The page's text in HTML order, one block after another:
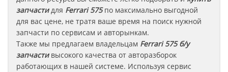
запчастидля Ferrari 575по максимально выгодной
для вас цене, не тратя ваше время на поиск нужной
запчасти по сервисам и авторынкам.
Также мы предлагаем владельцам Ferrari 575б/у
запчастивысокого качества от авторазборок
работающих в нашей системе. Используя сервис